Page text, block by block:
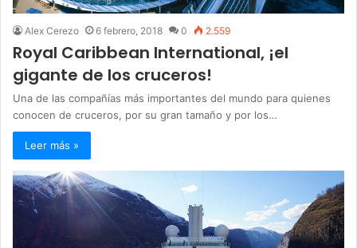
Alex Cerezo 6 febrero, 2018 0 2.559
Royal Caribbean International, ¡el
gigante de los cruceros!
Una de las compañías más importantes del mundo para quienes
conocen de cruceros, por su gran tamaño y por los…
Leer más »